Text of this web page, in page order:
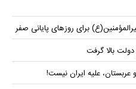
برای روزهای پایانی صفر
بالا گرفت
عربستان، علیه ایران نیست!